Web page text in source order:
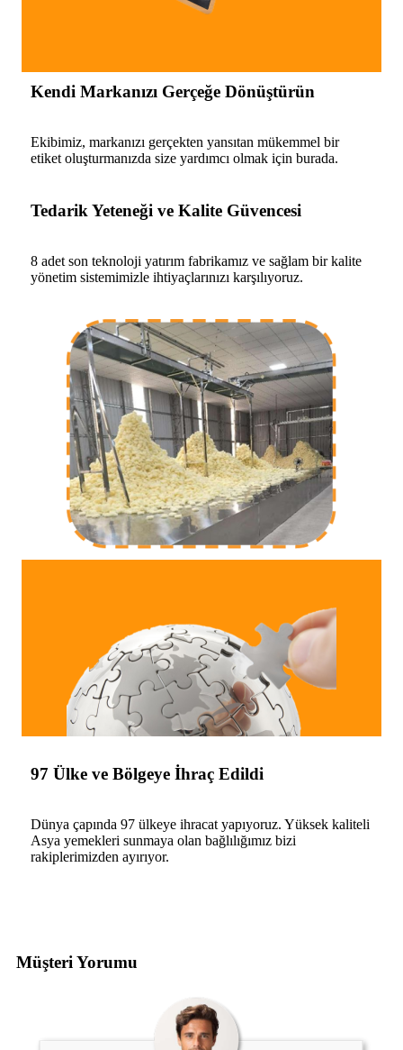
Kendi Markanızı Gerçeğe Dönüştürün
Ekibimiz, markanızı gerçekten yansıtan mükemmel bir
etiket oluşturmanızda size yardımcı olmak için burada.
Tedarik Yeteneği ve Kalite Güvencesi
8 adet son teknoloji yatırım fabrikamız ve sağlam bir kalite
yönetim sistemimizle ihtiyaçlarınızı karşılıyoruz.
97 Ülke ve Bölgeye İhraç Edildi
Dünya çapında 97 ülkeye ihracat yapıyoruz. Yüksek kaliteli
Asya yemekleri sunmaya olan bağlılığımız bizi
rakiplerimizden ayırıyor.
Müşteri Yorumu